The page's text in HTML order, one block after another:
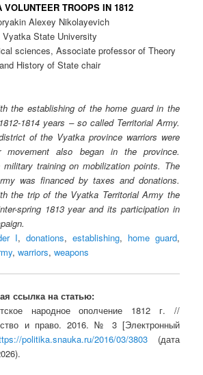
VOLUNTEER TROOPS IN 1812
Alexey Nikolayevich
Vyatka State University
sciences, Associate professor of Theory
and History of State chair
the establishing of the home guard in the
1814 years – so called Territorial Army.
of the Vyatka province warriors were
movement also began in the province.
military training on mobilization points. The
was financed by taxes and donations.
the trip of the Vyatka Territorial Army the
spring 1813 year and its participation in
I, donations, establishing, home guard,
,warriors,weapons
ссылка на статью:
народное ополчение 1812 г. //
и право. 2016. № 3 [Электронный
politika.snauka.ru/2016/03/3803 (дата